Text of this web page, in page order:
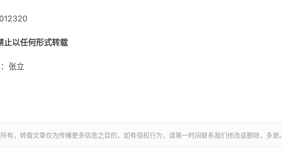
止以任何形式转载
张立
有，转载文章仅为传播更多信息之目的，如有侵权行为，请第一时间联系我们修改或删除，多谢。